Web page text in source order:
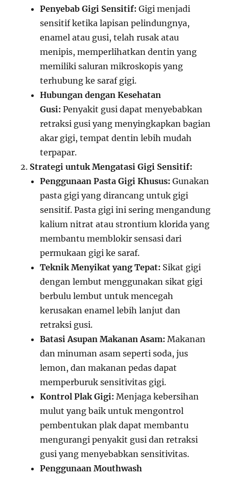
Penyebab Gigi Sensitif: Gigi menjadi
sensitif ketika lapisan pelindungnya,
enamel atau gusi, telah rusak atau
menipis, memperlihatkan dentin yang
memiliki saluran mikroskopis yang
terhubung ke saraf gigi.
Hubungan dengan Kesehatan
Gusi: Penyakit gusi dapat menyebabkan
retraksi gusi yang menyingkapkan bagian
akar gigi, tempat dentin lebih mudah
terpapar.
Strategi untuk Mengatasi Gigi Sensitif:
Penggunaan Pasta Gigi Khusus: Gunakan
pasta gigi yang dirancang untuk gigi
sensitif. Pasta gigi ini sering mengandung
kalium nitrat atau strontium klorida yang
membantu memblokir sensasi dari
permukaan gigi ke saraf.
Teknik Menyikat yang Tepat: Sikat gigi
dengan lembut menggunakan sikat gigi
berbulu lembut untuk mencegah
kerusakan enamel lebih lanjut dan
retraksi gusi.
Batasi Asupan Makanan Asam: Makanan
dan minuman asam seperti soda, jus
lemon, dan makanan pedas dapat
memperburuk sensitivitas gigi.
Kontrol Plak Gigi: Menjaga kebersihan
mulut yang baik untuk mengontrol
pembentukan plak dapat membantu
mengurangi penyakit gusi dan retraksi
gusi yang menyebabkan sensitivitas.
Penggunaan Mouthwash